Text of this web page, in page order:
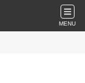
MENU